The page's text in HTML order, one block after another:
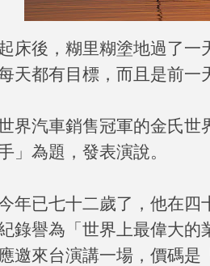
床後，糊里糊塗地過了
天都有目標，而且是前一
界汽車銷售冠軍的金氏
」為題，發表演說。
年已七十二歲了，他在四
錄譽為「世界上最偉大
邀來台演講一場，價碼是